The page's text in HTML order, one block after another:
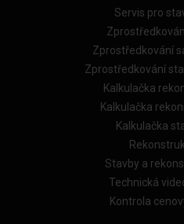
Servis pro
Zprostředkování
Zprostředkování
Kalkulačka
Kalkulačka
Kalkulačka
Stavby a
Technická
Kontrola